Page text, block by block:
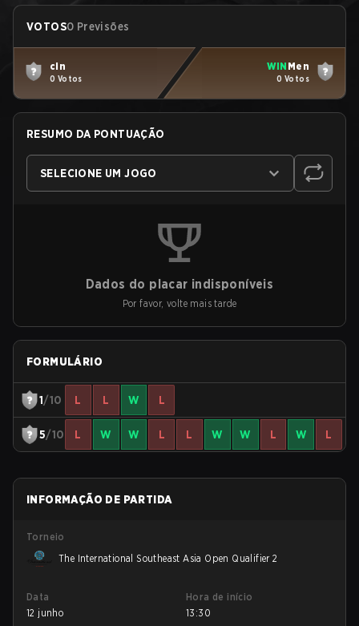
VOTOS0 Previsões
cin
0 Votos
WIN Men
0 Votos
RESUMO DA PONTUAÇÃO
SELECIONE UM JOGO
Dados do placar indisponíveis
Por favor, volte mais tarde
FORMULÁRIO
1/10 L L W L
5/10 L W W L L W W L W L
INFORMAÇÃO DE PARTIDA
Torneio
The International Southeast Asia Open Qualifier 2
Data
12 junho
Hora de início
13:30